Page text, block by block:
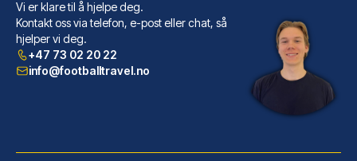
Grand Hyatt Barcelona
Velger du Grand Hyatt Barcelon...
LES MER OM HOTELLET
Vi er klare til å hjelpe deg.
Kontakt oss via telefon, e-post eller chat, så
hjelper vi deg.
+47 73 02 20 22
info@footballtravel.no